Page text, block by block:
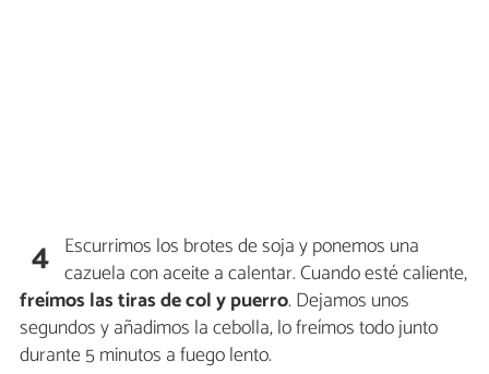
4 Escurrimos los brotes de soja y ponemos una
cazuela con aceite a calentar. Cuando esté caliente,
freímos las tiras de col y puerro. Dejamos unos
segundos y añadimos la cebolla, lo freímos todo junto
durante 5 minutos a fuego lento.